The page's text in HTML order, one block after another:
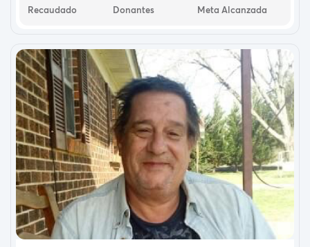
Recaudado
Donantes
Meta Alcanzada